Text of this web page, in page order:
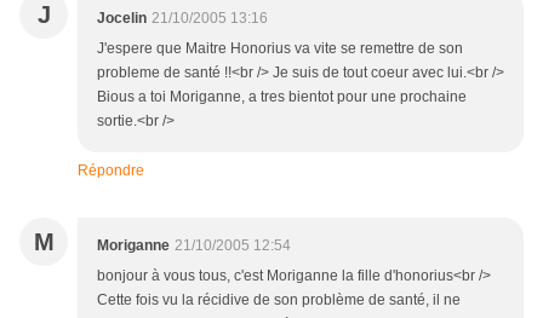
J Jocelin 21/10/2005 13:16
J'espere que Maitre Honorius va vite se remettre de son
probleme de santé !!<br /> Je suis de tout coeur avec lui.<br />
Bious a toi Moriganne, a tres bientot pour une prochaine
sortie.<br />
Répondre
M Moriganne 21/10/2005 12:54
bonjour à vous tous, c'est Moriganne la fille d'honorius<br />
Cette fois vu la récidive de son problème de santé, il ne